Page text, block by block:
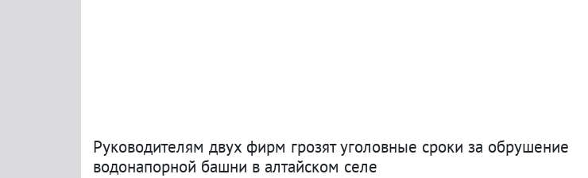
Руководителям двух фирм грозят уголовные сроки за обрушение
водонапорной башни в алтайском селе